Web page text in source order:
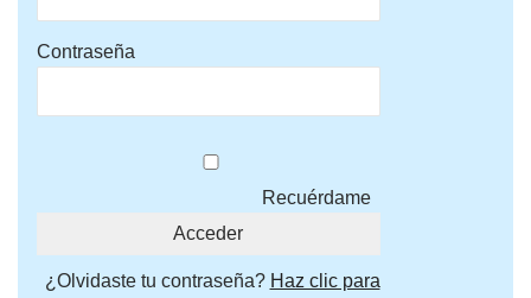
Contraseña
Recuérdame
¿Olvidaste tu contraseña? Haz clic para